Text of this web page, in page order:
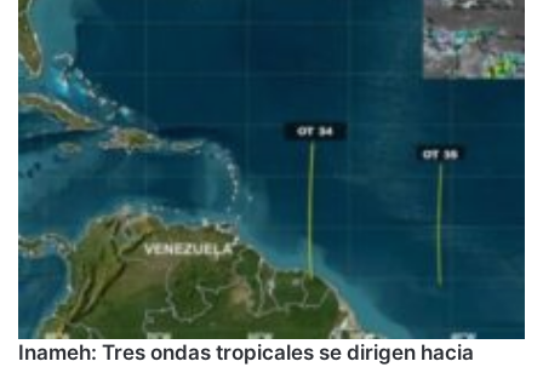
Inameh: Tres ondas tropicales se dirigen hacia